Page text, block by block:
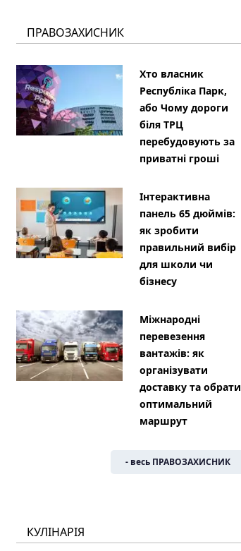
ПРАВОЗАХИСНИК
Хто власник
Республіка Парк,
або Чому дороги
біля ТРЦ
перебудовують за
приватні гроші
Інтерактивна
панель 65 дюймів:
як зробити
правильний вибір
для школи чи
бізнесу
Міжнародні
перевезення
вантажів: як
організувати
доставку та обрати
оптимальний
маршрут
- весь ПРАВОЗАХИСНИК
КУЛІНАРІЯ